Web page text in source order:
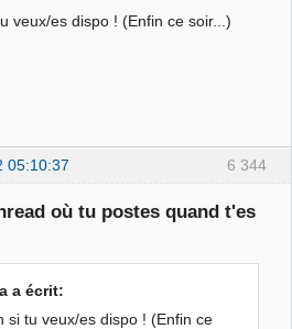
veux/es dispo ! (Enfin ce soir...)
6 344
05:10:37
où tu postes quand t'es
a écrit:
si tu veux/es dispo ! (Enfin ce